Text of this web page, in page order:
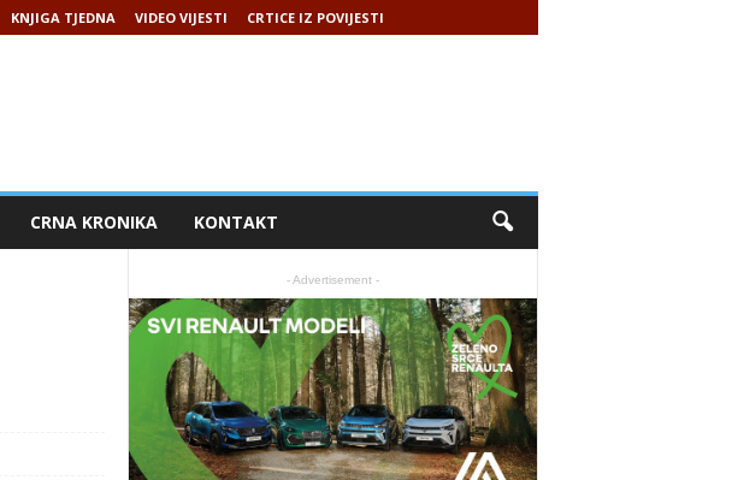
KNJIGA TJEDNA VIDEO VIJESTI CRTICE IZ POVIJESTI
CRNA KRONIKA KONTAKT
- Advertisement -